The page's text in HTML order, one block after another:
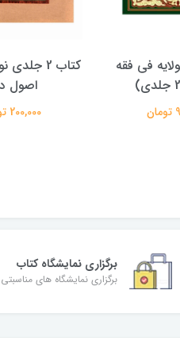
نور هدایت در
دین
کتاب پویش
علیرضا
350,000 تومان
برگزاری نمایشگاه کتاب
برگزاری نمایشگاه های مناسبتی